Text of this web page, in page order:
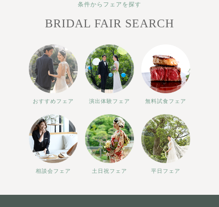
条件からフェアを探す
BRIDAL FAIR SEARCH
おすすめフェア 演出体験フェア 無料試食フェア
相談会フェア 土日祝フェア 平日フェア